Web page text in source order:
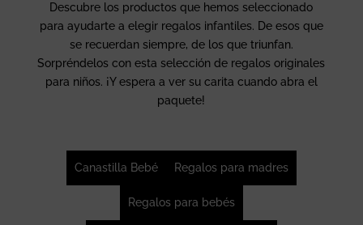
Descubre los productos que hemos seleccionado
para ayudarte a elegir regalos infantiles. De esos que
se recuerdan siempre, de los que triunfan.
Sorpréndelos con esta selección de regalos originales
para niños. ¡Y espera a ver su carita cuando abra el
paquete!
Canastilla Bebé Regalos para madres
Regalos para bebés